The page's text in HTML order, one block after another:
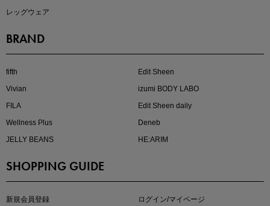
kokoさんセレクト
今季の注目アイテムをご紹介
レッグウェア
BRAND
fifth
Edit Sheen
Vivian
izumi BODY LABO
FILA
Edit Sheen daily
Wellness Plus
Deneb
JELLY BEANS
HE:ARIM
SHOPPING GUIDE
新規会員登録
ログイン/マイページ